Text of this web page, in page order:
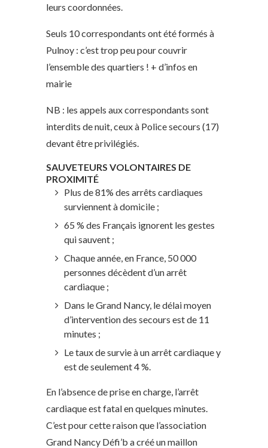
leurs coordonnées.
Seuls 10 correspondants ont été formés à
Pulnoy : c’est trop peu pour couvrir
l’ensemble des quartiers ! + d’infos en
mairie
NB : les appels aux correspondants sont
interdits de nuit, ceux à Police secours (17)
devant être privilégiés.
SAUVETEURS VOLONTAIRES DE
PROXIMITÉ
Plus de 81% des arrêts cardiaques
surviennent à domicile ;
65 % des Français ignorent les gestes
qui sauvent ;
Chaque année, en France, 50 000
personnes décèdent d’un arrêt
cardiaque ;
Dans le Grand Nancy, le délai moyen
d’intervention des secours est de 11
minutes ;
Le taux de survie à un arrêt cardiaque y
est de seulement 4 %.
En l’absence de prise en charge, l’arrêt
cardiaque est fatal en quelques minutes.
C’est pour cette raison que l’association
Grand Nancy Défi’b a créé un maillon